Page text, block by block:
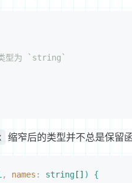
型为 `string`
缩窄后的类型并不总是保留
, names : string [ ] )
{